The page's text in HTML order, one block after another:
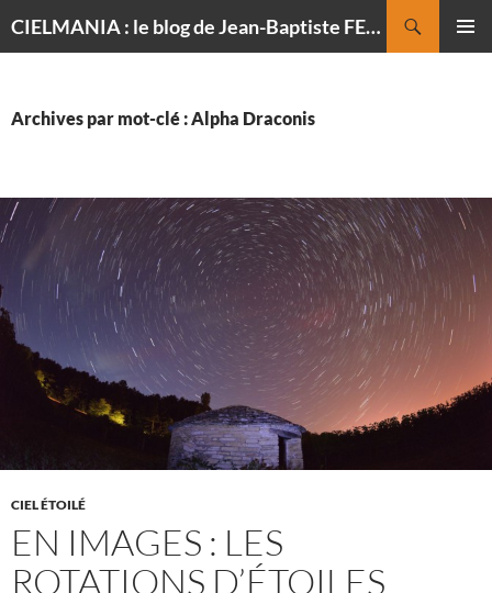
CIELMANIA : le blog de Jean-Baptiste FELDMANN, photographe du ciel
Archives par mot-clé : Alpha Draconis
CIEL ÉTOILÉ
EN IMAGES : LES
ROTATIONS D’ÉTOILES